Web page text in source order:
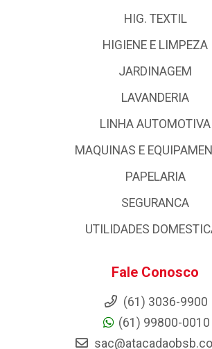
HIG. TEXTIL
HIGIENE E LIMPEZA
JARDINAGEM
LAVANDERIA
LINHA AUTOMOTIVA
MAQUINAS E
PAPELARIA
SEGURANCA
UTILIDADES
Fale Conosco
(61) 3036-9900
(61) 99800-0010